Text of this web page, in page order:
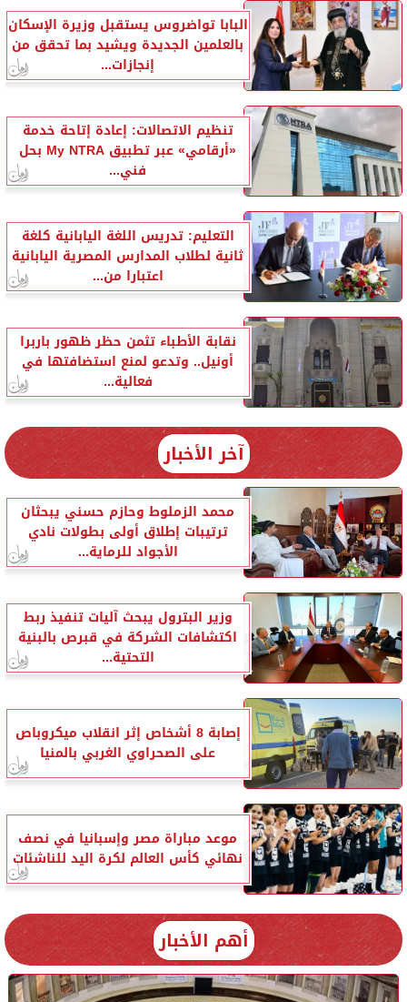
البابا تواضروس يستقبل وزيرة الإسكان
بالعلمين الجديدة ويشيد بما تحقق من
إنجازات...
تنظيم الاتصالات: إعادة إتاحة خدمة
«أرقامي» عبر تطبيق My NTRA بحل
فني...
التعليم: تدريس اللغة اليابانية كلغة
ثانية لطلاب المدارس المصرية اليابانية
اعتبارا من...
نقابة الأطباء تثمن حظر ظهور باربرا
أونيل.. وتدعو لمنع استضافتها في
فعالية...
آخر الأخبار
محمد الزملوط وحازم حسني يبحثان
ترتيبات إطلاق أولى بطولات نادي
الأجواد للرماية...
وزير البترول يبحث آليات تنفيذ ربط
اكتشافات الشركة في قبرص بالبنية
التحتية...
إصابة 8 أشخاص إثر انقلاب ميكروباص
على الصحراوي الغربي بالمنيا
موعد مباراة مصر وإسبانيا في نصف
نهائي كأس العالم لكرة اليد للناشئات
أهم الأخبار